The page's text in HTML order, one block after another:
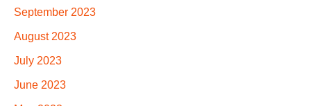
September 2023
August 2023
July 2023
June 2023